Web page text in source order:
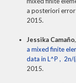
a posteriori error
2015.
Jessika Camaño
a mixed finite
data in L^P , 2n/
2015.